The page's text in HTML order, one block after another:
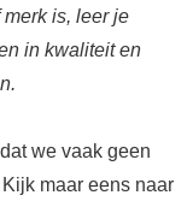
is, leer je
in kwaliteit en
we vaak geen
maar eens naar